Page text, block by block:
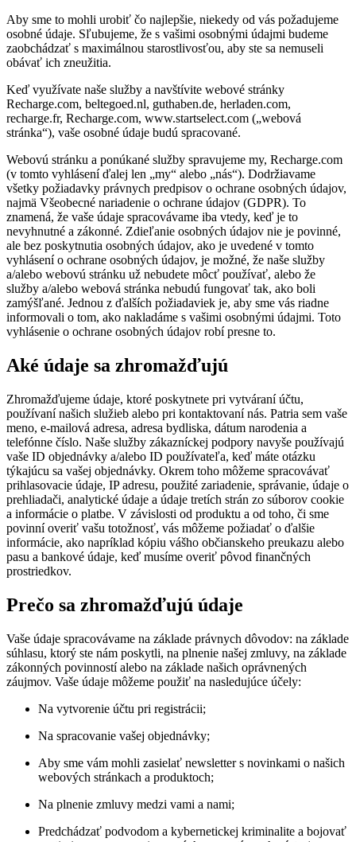
Aby sme to mohli urobiť čo najlepšie, niekedy od vás požadujeme
osobné údaje. Sľubujeme, že s vašimi osobnými údajmi budeme
zaobchádzať s maximálnou starostlivosťou, aby ste sa nemuseli
obávať ich zneužitia.
Keď využívate naše služby a navštívite webové stránky
Recharge.com, beltegoed.nl, guthaben.de, herladen.com,
recharge.fr, Recharge.com, www.startselect.com („webová
stránka“), vaše osobné údaje budú spracované.
Webovú stránku a ponúkané služby spravujeme my, Recharge.com
(v tomto vyhlásení ďalej len „my“ alebo „nás“). Dodržiavame
všetky požiadavky právnych predpisov o ochrane osobných údajov,
najmä Všeobecné nariadenie o ochrane údajov (GDPR). To
znamená, že vaše údaje spracovávame iba vtedy, keď je to
nevyhnutné a zákonné. Zdieľanie osobných údajov nie je povinné,
ale bez poskytnutia osobných údajov, ako je uvedené v tomto
vyhlásení o ochrane osobných údajov, je možné, že naše služby
a/alebo webovú stránku už nebudete môcť používať, alebo že
služby a/alebo webová stránka nebudú fungovať tak, ako boli
zamýšľané. Jednou z ďalších požiadaviek je, aby sme vás riadne
informovali o tom, ako nakladáme s vašimi osobnými údajmi. Toto
vyhlásenie o ochrane osobných údajov robí presne to.
Aké údaje sa zhromažďujú
Zhromažďujeme údaje, ktoré poskytnete pri vytváraní účtu,
používaní našich služieb alebo pri kontaktovaní nás. Patria sem vaše
meno, e-mailová adresa, adresa bydliska, dátum narodenia a
telefónne číslo. Naše služby zákazníckej podpory navyše používajú
vaše ID objednávky a/alebo ID používateľa, keď máte otázku
týkajúcu sa vašej objednávky. Okrem toho môžeme spracovávať
prihlasovacie údaje, IP adresu, použité zariadenie, správanie, údaje o
prehliadači, analytické údaje a údaje tretích strán zo súborov cookie
a informácie o platbe. V závislosti od produktu a od toho, či sme
povinní overiť vašu totožnosť, vás môžeme požiadať o ďalšie
informácie, ako napríklad kópiu vášho občianskeho preukazu alebo
pasu a bankové údaje, keď musíme overiť pôvod finančných
prostriedkov.
Prečo sa zhromažďujú údaje
Vaše údaje spracovávame na základe právnych dôvodov: na základe
súhlasu, ktorý ste nám poskytli, na plnenie našej zmluvy, na základe
zákonných povinností alebo na základe našich oprávnených
záujmov. Vaše údaje môžeme použiť na nasledujúce účely:
Na vytvorenie účtu pri registrácii;
Na spracovanie vašej objednávky;
Aby sme vám mohli zasielať newsletter s novinkami o našich
webových stránkach a produktoch;
Na plnenie zmluvy medzi vami a nami;
Predchádzať podvodom a kybernetickej kriminalite a bojovať